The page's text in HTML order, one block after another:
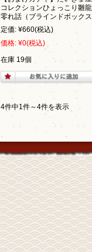
コレクションひょっこり雛龍
零れ話（ブラインドボックス
定価: ¥660(税込)
価格: ¥0(税込)
在庫 19個
4件中1件～4件を表示